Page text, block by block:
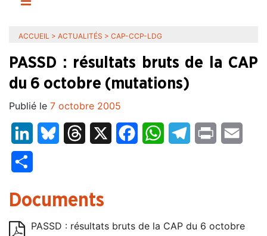
ACCUEIL > ACTUALITÉS > CAP-CCP-LDG
PASSD : résultats bruts de la CAP
du 6 octobre (mutations)
Publié le 7 octobre 2005
LinkedInBluesky Threads FacebookWhatsAppTelegram
Print
Documents
PASSD : résultats bruts de la CAP du 6 octobre